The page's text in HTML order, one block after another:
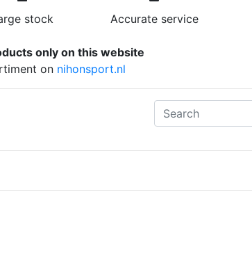
stock Accurate service
only on this website
on nihonsport.nl